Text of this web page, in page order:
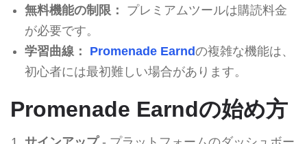
無料機能の制限：
プレミアムツールは購読料金
が必要です。
学習曲線：
Promenade Earndの複雑な機能は、
初心者には最初難しい場合があります。
Promenade Earndの始め方